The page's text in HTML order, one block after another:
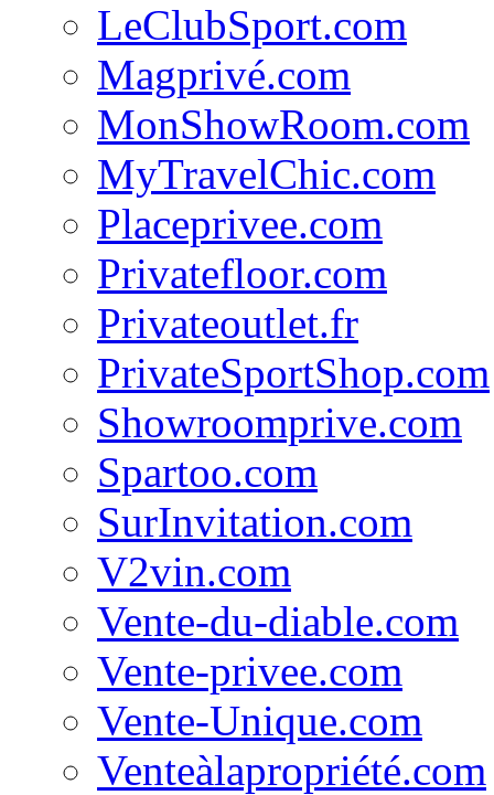
LeClubSport.com
Magprivé.com
MonShowRoom.com
MyTravelChic.com
Placeprivee.com
Privatefloor.com
Privateoutlet.fr
PrivateSportShop.com
Showroomprive.com
Spartoo.com
SurInvitation.com
V2vin.com
Vente-du-diable.com
Vente-privee.com
Vente-Unique.com
Venteàlapropriété.com